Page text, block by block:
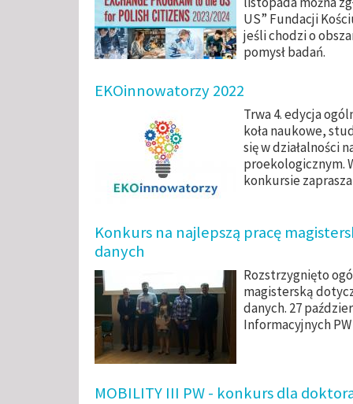
US” Fundacji
jeśli chodzi o
pomysł badań.
EKOinnowatorzy 2022
Trwa 4. edycja
koła naukowe,
się w działalności
proekologicznym.
konkursie
Konkurs na najlepszą pracę
danych
Rozstrzygnięto
magisterską
danych. 27
Informacyjnych
MOBILITY III PW - konkurs dla